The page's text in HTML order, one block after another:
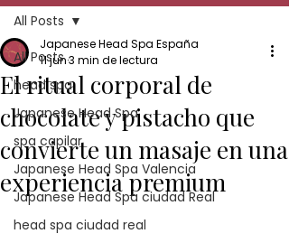
All Posts
head spa
Japanese Head Spa
spa capilar
Japanese Head Spa Valencia
Japanese Head Spa ciudad Real
head spa ciudad real
All Posts
El ritual corporal de
chocolate y pistacho que
convierte un masaje en una
experiencia premium
Japanese Head Spa España
11 jun3 min de lectura